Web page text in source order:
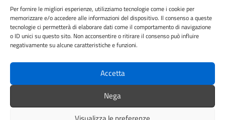
Per fornire le migliori esperienze, utilizziamo tecnologie come i cookie per
memorizzare e/o accedere alle informazioni del dispositivo. Il consenso a queste
tecnologie ci permetterà di elaborare dati come il comportamento di navigazione
o ID unici su questo sito. Non acconsentire o ritirare il consenso può influire
negativamente su alcune caratteristiche e funzioni.
Accetta
Nega
Albo Pretorio
Cookie Policy
Informativa privacy
Dichiarazione di accessibilità
SEGUICI SU
Facebook Instagram YouTube